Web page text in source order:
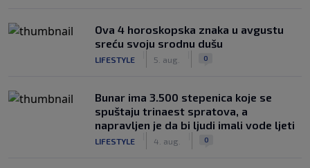
Ova 4 horoskopska znaka u avgustu
sreću svoju srodnu dušu
LIFESTYLE 5. aug. 0
Bunar imа 3.500 stepenica koje se
spuštaju trinaest spratova, a
napravljen je da bi ljudi imali vode ljeti
LIFESTYLE 4. aug. 0